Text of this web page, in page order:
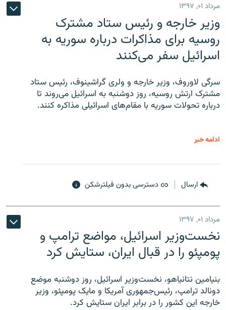
مرداد ۰۱, ۱۳۹۷
وزیر خارجه و رئیس‌ ستاد مشترک
روسیه برای مذاکرات درباره سوریه به
اسرائیل سفر می‌کنند
سرگی لاوروف، وزیر خارجه و ولری گراشینوف، رئیس ستاد
مشترک ارتش روسیه، روز دوشنبه به اسرائیل می‌روند تا
درباره تحولات سوریه با مقام‌های اسرائیلی مذاکره کنند.
ادامه خبر
ارسال دسترسی بدون فیلترشکن
مرداد ۰۱, ۱۳۹۷
نخست‌وزیر اسرائیل، مواضع ترامپ و
پومپئو را در قبال ایران، ستایش کرد
بنیامین نتانیاهو، نخست‌وزیر اسرائیل، روز دوشنبه موضع
دونالد ترامپ، رئیس‌جمهوری آمریکا و مایک پومپئو، وزیر
خارجه این کشور را در برابر ایران ستایش کرد.